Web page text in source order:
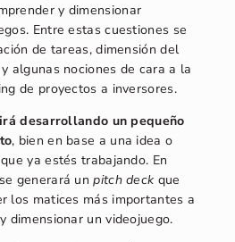
y dimensionar
Entre estas cuestiones se
de tareas, dimensión del
algunas nociones de cara a la
de proyectos a inversores.
desarrollando un pequeño
, bien en base a una idea o
ya estés trabajando. En
generará unpitch deck que
los matices más importantes a
dimensionar un videojuego.